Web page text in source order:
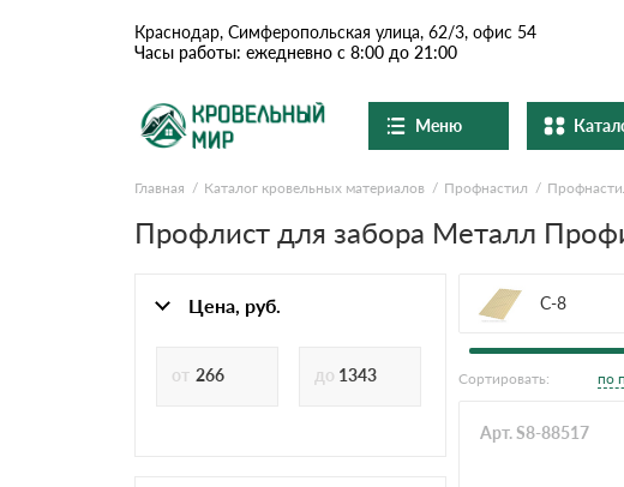
Краснодар, Симферопольская улица, 62/3, офис 54
Часы работы: ежедневно с 8:00 до 21:00
Меню
О компании
Доставка и оплата
Вопросы-ответы
Ондулин и шифер
Главная Каталог кровельных материалов Профнастил
Профлист для забора Металл
Цена, руб. С-8
Сортировать: по
Арт. S8-88517